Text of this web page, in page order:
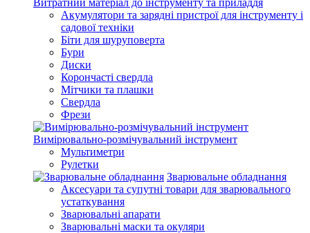
Витратний матеріал до інструменту та приладдя
Акумулятори та зарядні пристрої для інструменту і
садової техніки
Біти для шуруповерта
Бури
Диски
Корончасті свердла
Мітчики та плашки
Свердла
Фрези
Вимірювально-розмічувальний інструмент
Мультиметри
Рулетки
Зварювальне обладнання
Аксесуари та супутні товари для зварювального
устаткування
Зварювальні апарати
Зварювальні маски та окуляри